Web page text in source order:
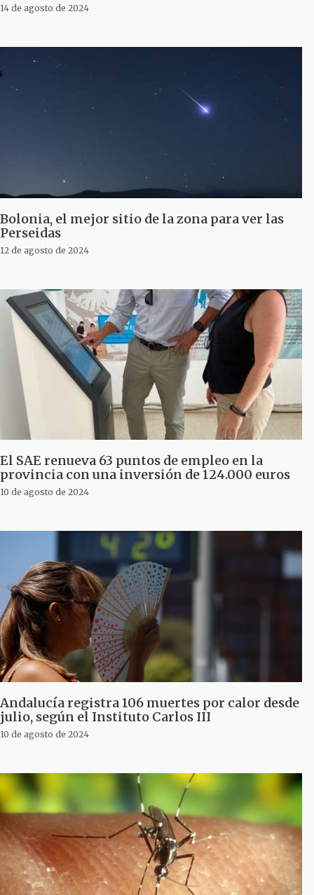
14 de agosto de 2024
Bolonia, el mejor sitio de la zona para ver las
Perseidas
12 de agosto de 2024
El SAE renueva 63 puntos de empleo en la
provincia con una inversión de 124.000 euros
10 de agosto de 2024
Andalucía registra 106 muertes por calor desde
julio, según el Instituto Carlos III
10 de agosto de 2024